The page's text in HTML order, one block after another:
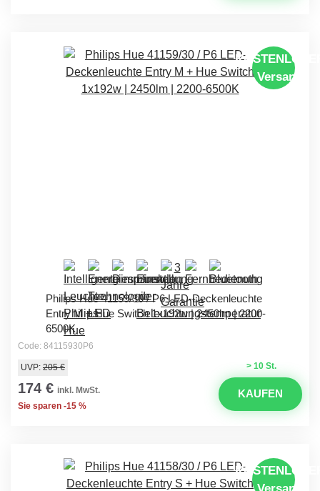
Versand
Philips Hue 41159/30 / P6 LED-Deckenleuchte
Entry M + Hue Switch 1x192w | 2450lm | 2200-
6500K
Code: 84115930P6
> 10 St.
UVP: 205 €
174 € inkl. MwSt.
Sie sparen -15 %
KAUFEN
Versand